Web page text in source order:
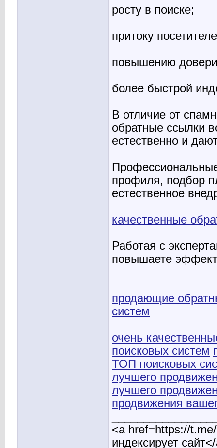
росту в поиске;
притоку
повышению
более быстрой
В отличие от
обратные ссылки
естественно и
профиля, подбор
естественное
качественные
Работая с
повышаете
продающие
систем
очень
поисковых систем
ТОП поисковых
лучшего
лучшего
продвижения
<a href=https://
индексирует